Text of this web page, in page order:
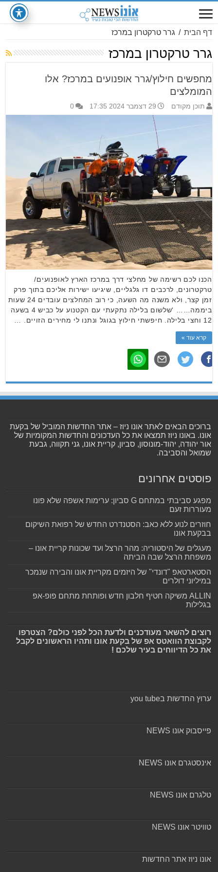
דף הבית / גרר טרקטרון במרכז
גרר טרקטרון במרכז
מחפשים חילוץ/גרר אופנועים במרכז? אלו
המומלצים
תוכן מקודם 29 דצמבר 2024 17:35 0
הכנו לכם רשימה של מחלצי דרך במרכז הארץ לאופנועים/
טרקטרונים, לרכבים דו גלגליים, שיגיעו ישירות אליכם בתוך פרק
זמן קצר, ולא משנה מה השעה, כי רוב המחלצים עובדים 24 שעות
ביממה…… 'שלשום בלילה נתקעתי עם הקטנוע על כביש 4 בשעה
12 וחצי בלילה. חיפשתי חילוץ בגוגל ונתנו לי מחירים הזויים. …
קרא עוד »
ברוכים הבאים לאתר אונו ניוז – אתר החדשות המוביל של בקעת
אונו. באונו ניוז תמצאו את כל העדכונים והחדשות המקומיות של
אור יהודה, יהוד-מונוסון, סביון, קריית אונו, גני תקווה, גבעת
שמואל והסביבה.
פוסטים אחרונים
מפגע סביבתי במתחם G סביון: ערימות אשפה שלא פונו
מעוררות זעם
חוזרים לנוע ללא כאב: הסטנדרט החדש של רפואת השיקום
בבקעת אונו
מעגלים של היסטוריה: מהר הרצל ועד שכונות קריית אונו –
משפחת הרצל שבה הביתה
הסטארטאפ "דונדי" של היזמים מקריית אונו והבירה שנמכר
במיליוני דולרים
ALLIN משיקה חטיף חלבון חדש ופותחת מתחם פופ-אפ
בגלילות
רוצים להשאר מעודכנים ולדעת הכל לפני כולם? הצטרפו
לקבוצת הוואטס אפ של בקעת אונו ותהיו הראשונים לקבל
את כל הדיווחים בעיר שלכם !
ערוץ החדשות בyou tube
פייסבוק אונו NEWS
אינסטגרם אונו NEWS
טלגרם אונו NEWS
טוויטר אונו NEWS
אונו ניוז אתר החדשות